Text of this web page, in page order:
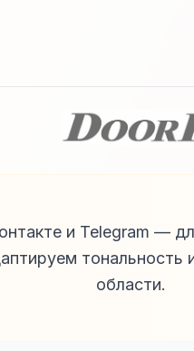
и Telegram —
области.